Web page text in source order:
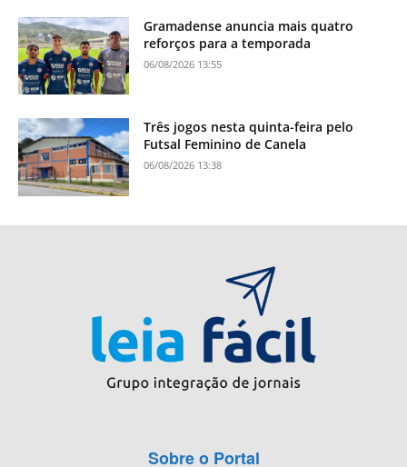
Gramadense anuncia mais quatro
reforços para a temporada
06/08/2026 13:55
Três jogos nesta quinta-feira pelo
Futsal Feminino de Canela
06/08/2026 13:38
Sobre o Portal